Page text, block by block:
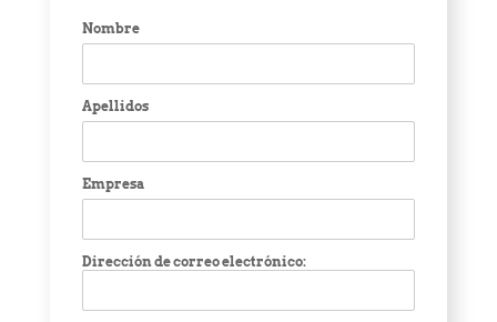
Nombre
Apellidos
Empresa
Dirección de correo electrónico: